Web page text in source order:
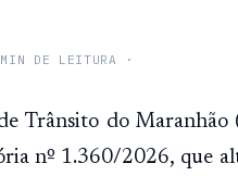
MIN DE LEITURA ·
Trânsito do Maranhão
nº 1.360/2026, que